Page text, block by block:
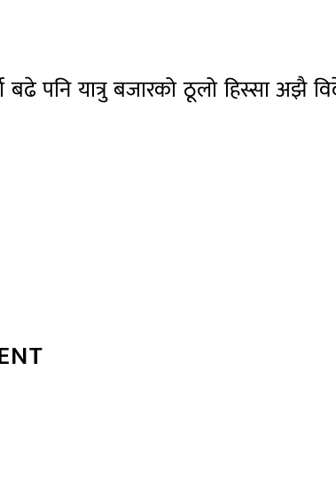
बढे पनि यात्रु बजारको ठूलो हिस्सा अझै